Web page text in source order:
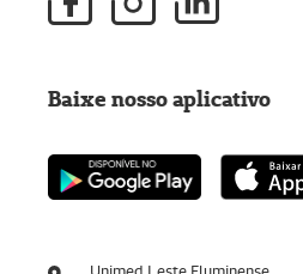
Baixe nosso aplicativo